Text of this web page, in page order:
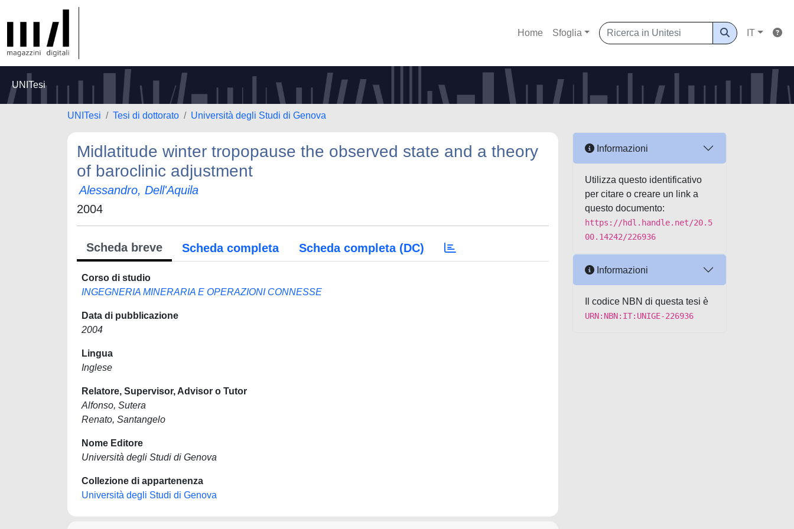
Home Sfoglia IT
UNITesi
UNITesi Tesi di dottorato Università degli Studi di Genova
Midlatitude winter tropopause the observed state and a theory
of baroclinic adjustment
Alessandro, Dell'Aquila
2004
Scheda breve Scheda completa Scheda completa (DC)
Corso di studio
INGEGNERIA MINERARIA E OPERAZIONI CONNESSE
Data di pubblicazione
2004
Lingua
Inglese
Relatore, Supervisor, Advisor o Tutor
Alfonso, Sutera
Renato, Santangelo
Nome Editore
Università degli Studi di Genova
Collezione di appartenenza
Università degli Studi di Genova
Informazioni
Utilizza questo identificativo
per citare o creare un link a
questo documento:
https://hdl.handle.net/20.5
00.14242/226936
Informazioni
Il codice NBN di questa tesi è
URN:NBN:IT:UNIGE-226936